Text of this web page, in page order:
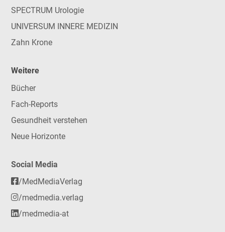
SPECTRUM Urologie
UNIVERSUM INNERE MEDIZIN
Zahn Krone
Weitere
Bücher
Fach-Reports
Gesundheit verstehen
Neue Horizonte
Social Media
/MedMediaVerlag
/medmedia.verlag
/medmedia-at